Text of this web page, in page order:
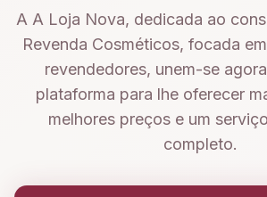
A A Loja Nova, dedicada ao
Revenda Cosméticos, focada
revendedores, unem-se
plataforma para lhe oferecer
melhores preços e um
completo.